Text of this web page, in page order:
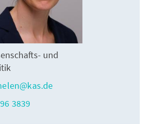
und
3839